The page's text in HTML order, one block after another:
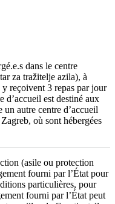
dans le centre
za tražitelje azila), à
reçoivent 3 repas par jour
d’accueil est destiné aux
autre centre d’accueil
où sont hébergées
(asile ou protection
fourni par l’État pour
particulières, pour
fourni par l’État peut